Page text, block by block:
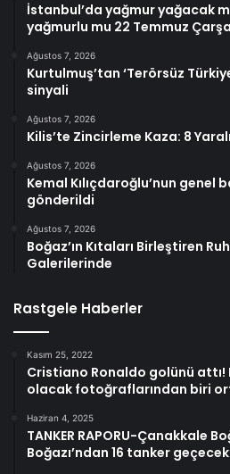
İstanbul’da yağmur yağacak
yağmurlu mu 22 Temmuz
Ağustos 7, 2026
Kurtulmuş’tan ‘Terörsüz
sinyali
Ağustos 7, 2026
Kilis’te Zincirleme Kaza: 8 Yaralı
Ağustos 7, 2026
Kemal Kılıçdaroğlu’nun genel
gönderildi
Ağustos 7, 2026
Boğaz’ın Kıtaları Birleştiren
Galerilerinde
Rastgele Haberler
Kasım 25, 2022
Cristiano Ronaldo golünü
olacak fotoğraflarından biri
Haziran 4, 2025
TANKER RAPORU-Çanakkale
Boğazı’ndan 16 tanker geçecek